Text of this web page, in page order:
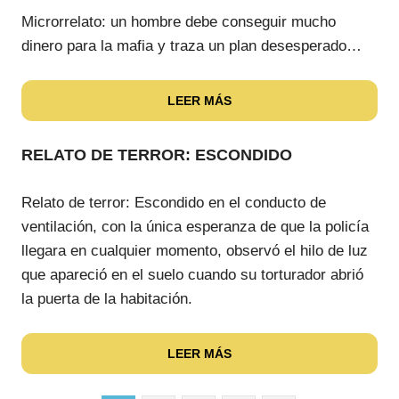
Microrrelato: un hombre debe conseguir mucho
dinero para la mafia y traza un plan desesperado…
LEER MÁS
RELATO DE TERROR: ESCONDIDO
Relato de terror: Escondido en el conducto de
ventilación, con la única esperanza de que la policía
llegara en cualquier momento, observó el hilo de luz
que apareció en el suelo cuando su torturador abrió
la puerta de la habitación.
LEER MÁS